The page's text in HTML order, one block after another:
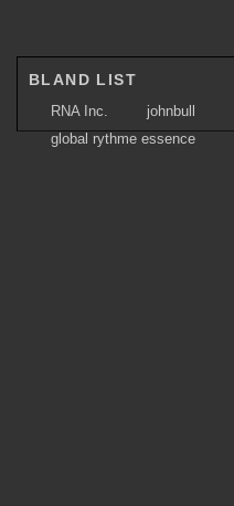
BLAND LIST
RNA Inc. johnbull
global rythme essence